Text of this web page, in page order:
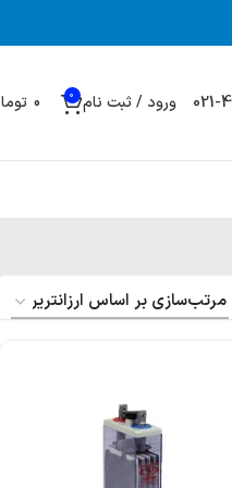
021- ورود / ثبت نام 0